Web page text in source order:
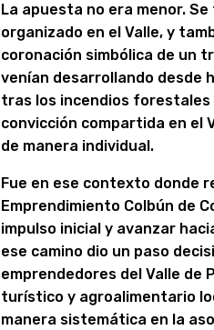
La apuesta no era menor.
organizado en el Valle, y
coronación simbólica de un
venían desarrollando desde
tras los incendios forestales
convicción compartida en el
de manera individual.
Fue en ese contexto donde
Emprendimiento Colbún de
impulso inicial y avanzar
ese camino dio un paso
emprendedores del Valle
turístico y agroalimentario
manera sistemática en la